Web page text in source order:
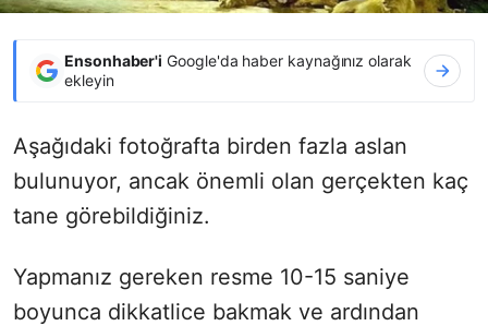
Ensonhaber'i Google'da haber kaynağınız olarak
ekleyin
Aşağıdaki fotoğrafta birden fazla aslan
bulunuyor, ancak önemli olan gerçekten kaç
tane görebildiğiniz.
Yapmanız gereken resme 10-15 saniye
boyunca dikkatlice bakmak ve ardından